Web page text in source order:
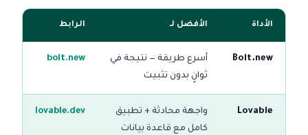
الأداة الأفضل لـ الرابط
Bolt.new
أسرع طريقة — نتيجة في
ثوانٍ بدون تثبيت
bolt.new
Lovable
واجهة محادثة + تطبيق
كامل مع قاعدة بيانات
lovable.dev